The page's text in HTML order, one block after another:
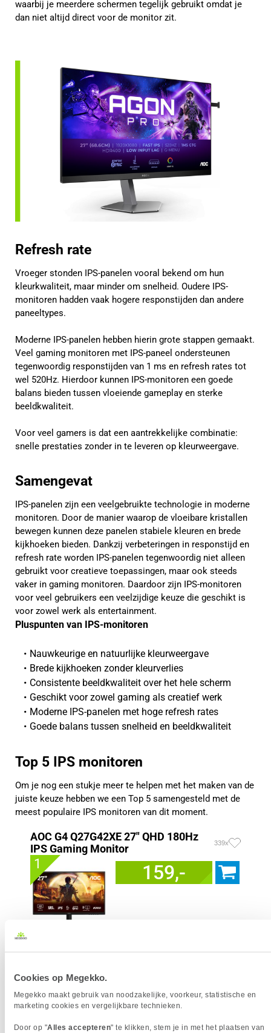
Cookies op Megekko.
Megekko maakt gebruik van noodzakelijke, voorkeur, statistische en
marketing cookies en vergelijkbare technieken.
Door op "Alles accepteren" te klikken, stem je in met het plaatsen van
waarbij je meerdere schermen tegelijk gebruikt omdat je
dan niet altijd direct voor de monitor zit.
Refresh rate
Vroeger stonden IPS-panelen vooral bekend om hun
kleurkwaliteit, maar minder om snelheid. Oudere IPS-
monitoren hadden vaak hogere responstijden dan andere
paneeltypes.
Moderne IPS-panelen hebben hierin grote stappen gemaakt.
Veel gaming monitoren met IPS-paneel ondersteunen
tegenwoordig responstijden van 1 ms en refresh rates tot
wel 520Hz. Hierdoor kunnen IPS-monitoren een goede
balans bieden tussen vloeiende gameplay en sterke
beeldkwaliteit.
Voor veel gamers is dat een aantrekkelijke combinatie:
snelle prestaties zonder in te leveren op kleurweergave.
Samengevat
IPS-panelen zijn een veelgebruikte technologie in moderne
monitoren. Door de manier waarop de vloeibare kristallen
bewegen kunnen deze panelen stabiele kleuren en brede
kijkhoeken bieden. Dankzij verbeteringen in responstijd en
refresh rate worden IPS-panelen tegenwoordig niet alleen
gebruikt voor creatieve toepassingen, maar ook steeds
vaker in gaming monitoren. Daardoor zijn IPS-monitoren
voor veel gebruikers een veelzijdige keuze die geschikt is
voor zowel werk als entertainment.
Pluspunten van IPS-monitoren
Nauwkeurige en natuurlijke kleurweergave
Brede kijkhoeken zonder kleurverlies
Consistente beeldkwaliteit over het hele scherm
Geschikt voor zowel gaming als creatief werk
Moderne IPS-panelen met hoge refresh rates
Goede balans tussen snelheid en beeldkwaliteit
Top 5 IPS monitoren
Om je nog een stukje meer te helpen met het maken van de
juiste keuze hebben we een Top 5 samengesteld met de
meest populaire IPS monitoren van dit moment.
AOC G4 Q27G42XE 27" QHD 180Hz
IPS Gaming Monitor
339x
1 159,-
Resolutieklasse
Scherm Diagonaal
27.0 inch (68.6cm)
Schermverhouding
16:9